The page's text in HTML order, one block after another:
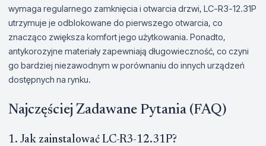
wymaga regularnego zamknięcia i otwarcia drzwi, LC-R3-12.31P
utrzymuje je odblokowane do pierwszego otwarcia, co
znacząco zwiększa komfort jego użytkowania. Ponadto,
antykorozyjne materiały zapewniają długowieczność, co czyni
go bardziej niezawodnym w porównaniu do innych urządzeń
dostępnych na rynku.
Najczęściej Zadawane Pytania (FAQ)
1. Jak zainstalować LC-R3-12.31P?